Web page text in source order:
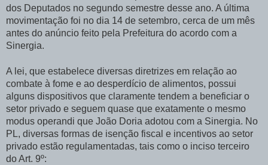
dos Deputados no segundo semestre desse ano. A última
movimentação foi no dia 14 de setembro, cerca de um mês
antes do anúncio feito pela Prefeitura do acordo com a
Sinergia.
A lei, que estabelece diversas diretrizes em relação ao
combate à fome e ao desperdício de alimentos, possui
alguns dispositivos que claramente tendem a beneficiar o
setor privado e seguem quase que exatamente o mesmo
modus operandi que João Doria adotou com a Sinergia. No
PL, diversas formas de isenção fiscal e incentivos ao setor
privado estão regulamentadas, tais como o inciso terceiro
do Art. 9º: